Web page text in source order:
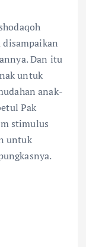
Dan itu
untuk
anak-
Pak
stimulus
untuk